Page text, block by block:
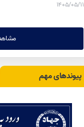
۱۴۰۵/۰۵/۱۱
پیوندهای مهم